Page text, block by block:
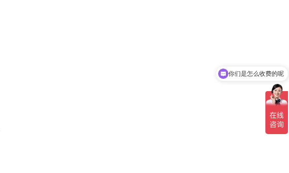
你们是怎么收费的呢